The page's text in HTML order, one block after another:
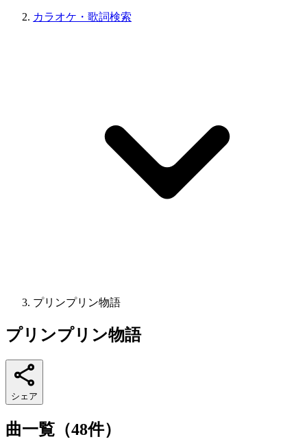
カラオケ・歌詞検索
プリンプリン物語
プリンプリン物語
シェア
曲一覧（48件）